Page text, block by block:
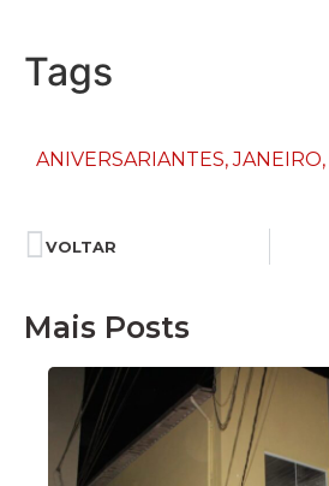
Tags
ANIVERSARIANTES,JANEIRO,
VOLTAR
Mais Posts